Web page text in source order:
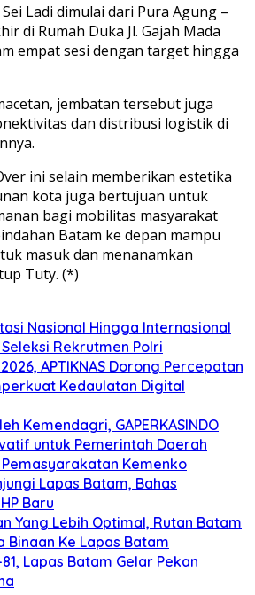
Ladi dimulai dari Pura Agung –
di Rumah Duka Jl. Gajah Mada
empat sesi dengan target hingga
jembatan tersebut juga
dan distribusi logistik di
ini selain memberikan estetika
kota juga bertujuan untuk
bagi mobilitas masyarakat
Batam ke depan mampu
masuk dan menanamkan
Tuty. (*)
Nasional Hingga Internasional
Rekrutmen Polri
APTIKNAS Dorong Percepatan
Kedaulatan Digital
Kemendagri, GAPERKASINDO
untuk Pemerintah Daerah
Kemenko
Lapas Batam, Bahas
Baru
Yang Lebih Optimal, Rutan Batam
Binaan Ke Lapas Batam
Lapas Batam Gelar Pekan